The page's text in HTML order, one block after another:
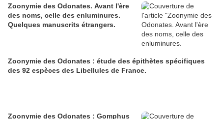
Zoonymie des Odonates. Avant l'ère
des noms, celle des enluminures.
Quelques manuscrits étrangers.
Zoonymie des Odonates : étude des épithètes spécifiques
des 92 espèces des Libellules de France.
Zoonymie des Odonates : Gomphus